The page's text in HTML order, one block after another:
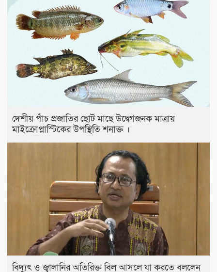
দেশীয় পাঁচ প্রজাতির ছোট মাছে উদ্বেগজনক মাত্রায়
মাইক্রোপ্লাস্টিকের উপস্থিতি শনাক্ত ।
বিদ্যুৎ ও জ্বালানির অতিরিক্ত বিল আসলে যা করতে বললেন